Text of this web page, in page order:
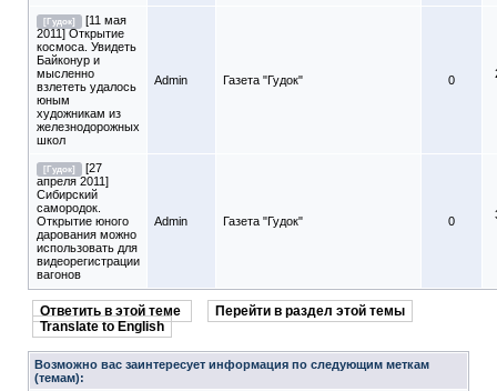
[Гудок]
[11 мая
2011] Открытие
космоса. Увидеть
Байконур и
мысленно
взлететь удалось
юным
художникам из
железнодорожных
школ
Admin Газета "Гудок" 0
[Гудок]
[27
апреля 2011]
Сибирский
самородок.
Открытие юного
дарования можно
использовать для
видеорегистрации
вагонов
Admin Газета "Гудок" 0
Ответить в этой теме
Перейти в раздел этой темы
Translate to English
Возможно вас заинтересует информация по следующим меткам
(темам):